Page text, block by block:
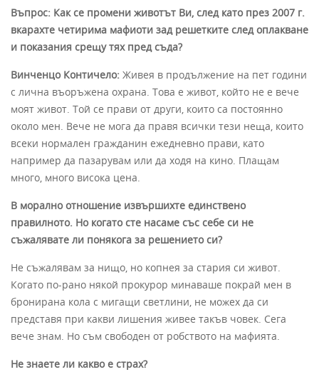
Въпрос: Как се промени животът Ви, след като през 2007 г.
вкарахте четирима мафиоти зад решетките след оплакване
и показания срещу тях пред съда?
Винченцо Контичело: Живея в продължение на пет години
с лична въоръжена охрана. Това е живот, който не е вече
моят живот. Той се прави от други, които са постоянно
около мен. Вече не мога да правя всички тези неща, които
всеки нормален гражданин ежедневно прави, като
например да пазарувам или да ходя на кино. Плащам
много, много висока цена.
В морално отношение извършихте единствено
правилното. Но когато сте насаме със себе си не
съжалявате ли понякога за решението си?
Не съжалявам за нищо, но копнея за стария си живот.
Когато по-рано някой прокурор минаваше покрай мен в
бронирана кола с мигащи светлини, не можех да си
представя при какви лишения живее такъв човек. Сега
вече знам. Но съм свободен от робството на мафията.
Не знаете ли какво е страх?